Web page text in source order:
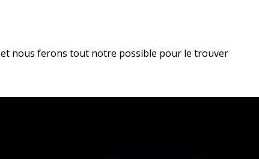
et nous ferons tout notre possible pour le trouver